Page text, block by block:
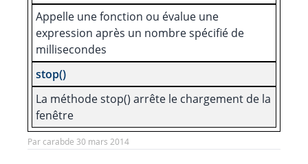
Appelle une fonction ou évalue une
expression après un nombre spécifié de
millisecondes
stop()
La méthode stop() arrête le chargement de la
fenêtre
Par carabde 30 mars 2014